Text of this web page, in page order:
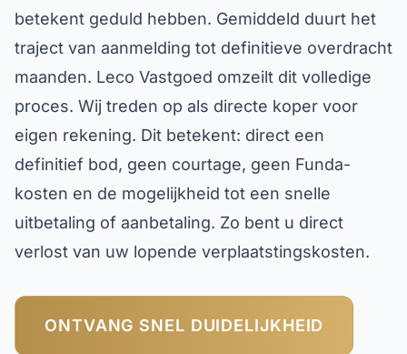
betekent geduld hebben. Gemiddeld duurt het
traject van aanmelding tot definitieve overdracht
maanden. Leco Vastgoed omzeilt dit volledige
proces. Wij treden op als directe koper voor
eigen rekening. Dit betekent: direct een
definitief bod, geen courtage, geen Funda-
kosten en de mogelijkheid tot een snelle
uitbetaling of aanbetaling. Zo bent u direct
verlost van uw lopende verplaatstingskosten.
ONTVANG SNEL DUIDELIJKHEID